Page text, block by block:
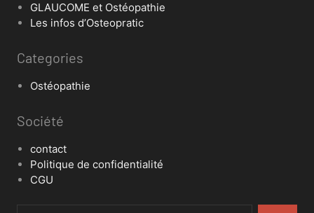
GLAUCOME et Ostéopathie
Les infos d’Osteopratic
Categories
Ostéopathie
Société
contact
Politique de confidentialité
CGU